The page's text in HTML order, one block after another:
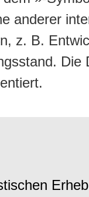
anderer
z. B.